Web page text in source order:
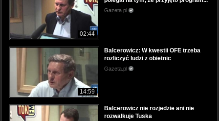
02:44
Gazeta.pl
14:59
Balcerowicz: W kwestii OFE trzeba
rozliczyć ludzi z obietnic
Gazeta.pl
Balcerowicz nie rozjedzie ani nie
rozwałkuje Tuska